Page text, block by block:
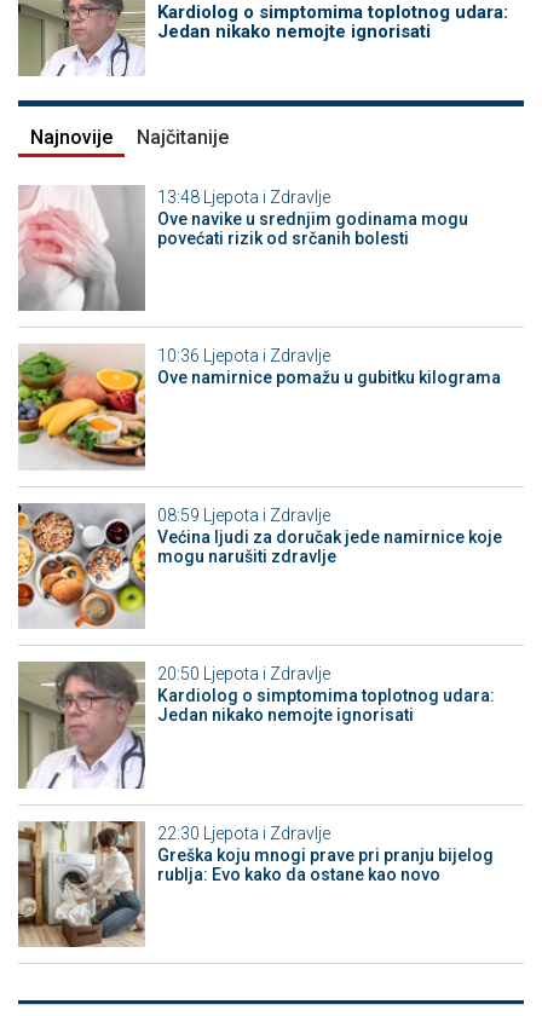
Kardiolog o simptomima toplotnog udara:
Jedan nikako nemojte ignorisati
Najnovije Najčitanije
13:48 Ljepota i Zdravlje
Ove navike u srednjim godinama mogu
povećati rizik od srčanih bolesti
10:36
Ljepota i Zdravlje
Ove namirnice pomažu u gubitku kilograma
08:59 Ljepota i Zdravlje
Većina ljudi za doručak jede namirnice koje
mogu narušiti zdravlje
20:50
Ljepota i Zdravlje
Kardiolog o simptomima toplotnog udara:
Jedan nikako nemojte ignorisati
22:30 Ljepota i Zdravlje
Greška koju mnogi prave pri pranju bijelog
rublja: Evo kako da ostane kao novo